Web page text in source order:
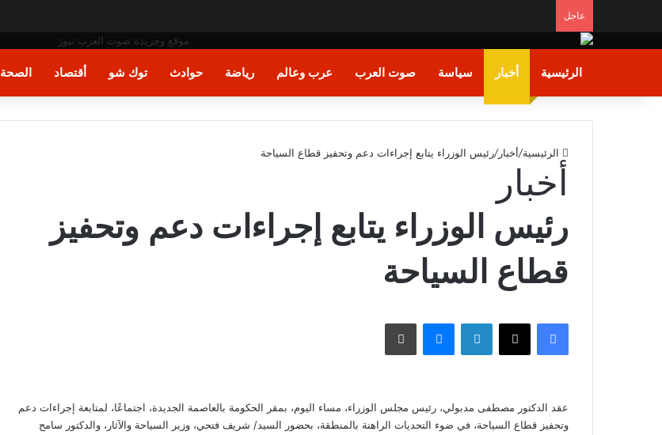
عاجل
الرئيسية أخبار سياسة صوت العرب عرب وعالم رياضة حوادث توك شو أقتصاد الصحة
الرئيسية/أخبار/رئيس الوزراء يتابع إجراءات دعم وتحفيز قطاع السياحة
أخبار
رئيس الوزراء يتابع إجراءات دعم وتحفيز
قطاع السياحة
فيسبوك X لينكدإن ماسنجر طباعة
عقد الدكتور مصطفى مدبولي، رئيس مجلس الوزراء، مساء اليوم، بمقر الحكومة بالعاصمة الجديدة، اجتماعًا، لمتابعة إجراءات دعم
وتحفيز قطاع السياحة، في ضوء التحديات الراهنة بالمنطقة، بحضور السيد/ شريف فتحي، وزير السياحة والآثار، والدكتور سامح